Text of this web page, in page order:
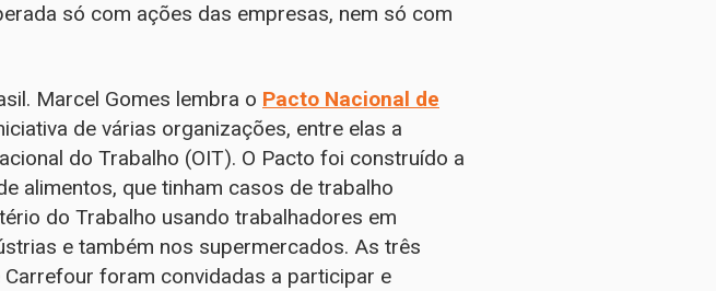
só com ações das empresas, nem só com
Marcel Gomes lembra o Pacto Nacional de
de várias organizações, entre elas a
do Trabalho (OIT). O Pacto foi construído a
alimentos, que tinham casos de trabalho
do Trabalho usando trabalhadores em
e também nos supermercados. As três
foram convidadas a participar e